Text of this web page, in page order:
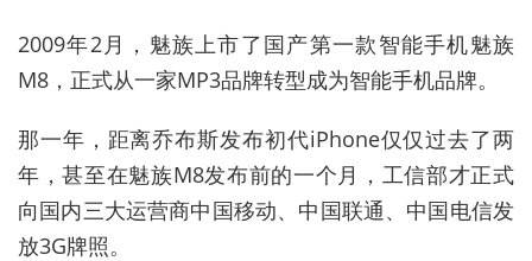
2009年2月，魅族上市了国产第一款智能手机魅族
M8，正式从一家MP3品牌转型成为智能手机品牌。
那一年，距离乔布斯发布初代iPhone仅仅过去了两
年，甚至在魅族M8发布前的一个月，工信部才正式
向国内三大运营商中国移动、中国联通、中国电信发
放3G牌照。